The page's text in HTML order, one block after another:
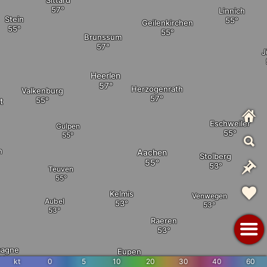
Eupen
Kelmis
Raeren
Venwegen
Stein Geilenkirchen
Linnich
Aubel
Valkenburg
Brunssum
Gulpen
Teuven
Eschweiler
Herzogenrath
Heerlen
Stolberg
Aachen
kt 0 5 10 20 30 40 60